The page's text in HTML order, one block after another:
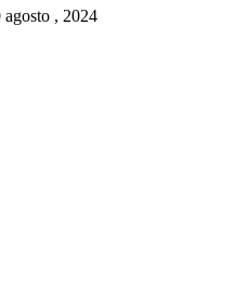
agosto , 2024